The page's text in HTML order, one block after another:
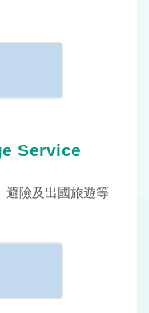
Service
避險及出國旅遊等